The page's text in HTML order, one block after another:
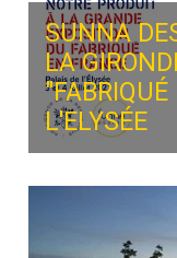
SUNNA
LA
L'ELYSÉE